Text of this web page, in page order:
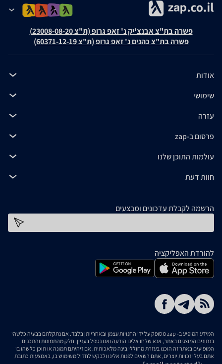
פשרה בת"צ אבנצ'יק נ' זאפ גרופ (ת"צ 23008-08-20)
פשרה בת"צ כהנים נ' זאפ גרופ (ת"צ 60371-12-19)
אודות
שימושי
עזרה
פרסום ב-zap
עולמות התוכן שלנו
חוות דעת
הרשמה לקבלת עדכונים ומבצעים
להורדת האפליקציה
המידע המופיע ב- zap מסופק על ידי החנויות עצמן ובאחריותן בלבד. אם נתקלתם בבעיה כלשהי
בנתונים המוצגים באתר, אנא שלחו אלינו הודעה ואנו נטפל בעניין. חלק מהתמונות והתכנים
המופיעים באתר זה הוכנו בעזרת מחוללי בינה מלאכותית. אם זיהיתם תמונה או תוכן כלשהו בו
אתם בעלי זכויות יוצרים, אתם רשאים לפנות אלינו ולבקש לחדול משימוש בו, באמצעות כתובת